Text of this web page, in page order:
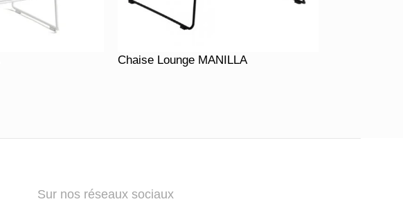
Chaise Lounge MANILLA
Sur nos réseaux sociaux